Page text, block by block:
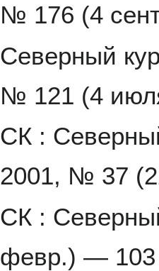
№ 176 (4
Северный
№ 121 (4
СК :
2001, № 37
СК :
февр.) — 103